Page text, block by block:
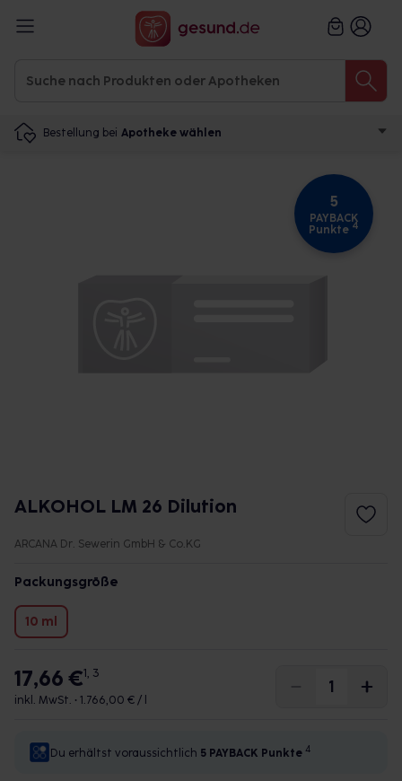
Bestellung bei Apotheke wählen
5
PAYBACK
Punkte 4
ALKOHOL LM 26 Dilution
ARCANA Dr. Sewerin GmbH & Co.KG
Packungsgröße
10 ml
17,66 €1, 3
inkl. MwSt. • 1.766,00 € / l
Du erhältst voraussichtlich 5 PAYBACK Punkte 4